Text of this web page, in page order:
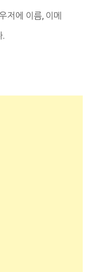
저에 이름, 이메
.